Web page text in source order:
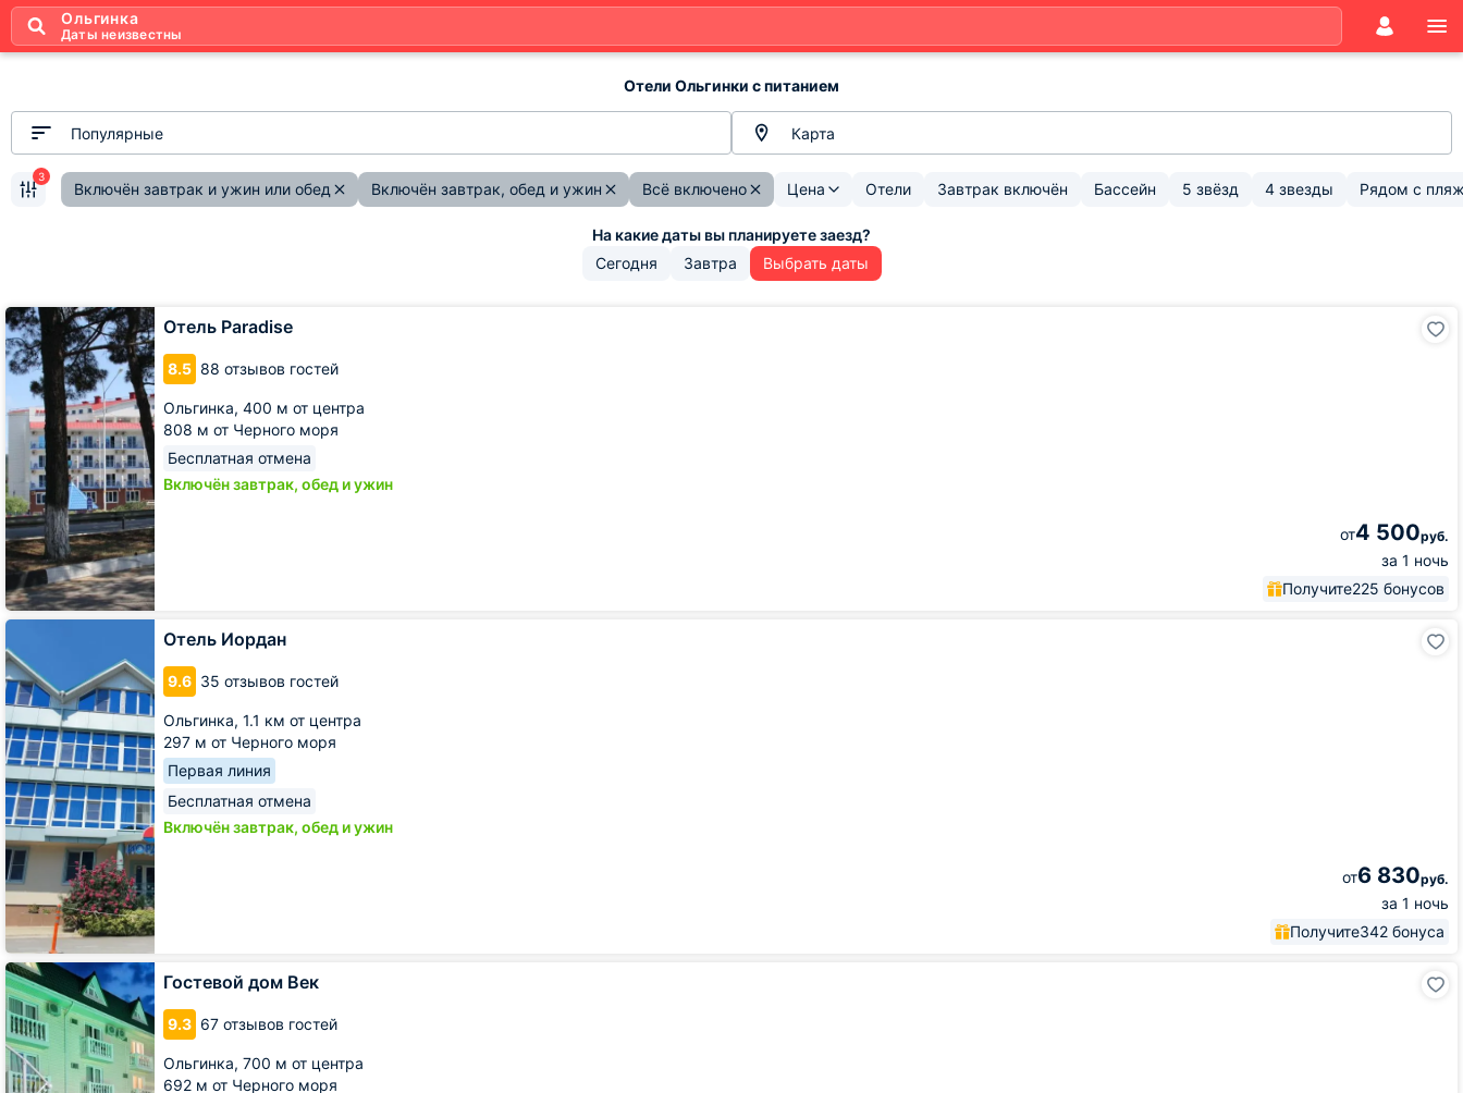
Ольгинка
Даты неизвестны
Отели Ольгинки с питанием
Популярные Карта
Включён завтрак и ужин или обед Включён завтрак, обед и ужин Всё включено Цена Отели Завтрак включён Бассейн 5 звёзд 4 звезды Рядом с
3
Сегодня Завтра Выбрать даты
Отель Paradise
8.5 88 отзывов гостей
Ольгинка, 400 м от центра
808 м от Черного моря
Бесплатная отмена
Включён завтрак, обед и ужин
от4 500руб.
за 1 ночь
Получите225 бонусов
Отель
Paradise
Отель Иордан
9.6 35 отзывов гостей
Ольгинка, 1.1 км от центра
297 м от Черного моря
Первая линия
Бесплатная отмена
Включён завтрак, обед и ужин
от6 830руб.
за 1 ночь
Получите342 бонуса
Отель
Иордан
Гостевой дом Век
9.3 67 отзывов гостей
Ольгинка, 700 м от центра
692 м от Черного моря
Гостевой
дом
Век